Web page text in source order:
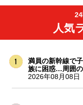
人気
満員の新幹線で
族に困惑…周囲
2026年08月08日